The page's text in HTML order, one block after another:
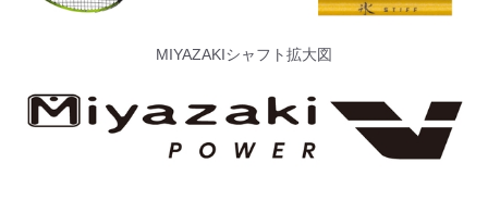
MIYAZAKIシャフト拡大図